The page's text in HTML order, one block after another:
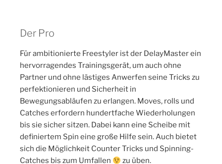
Der Pro
Für ambitionierte Freestyler ist der DelayMaster ein
hervorragendes Trainingsgerät, um auch ohne
Partner und ohne lästiges Anwerfen seine Tricks zu
perfektionieren und Sicherheit in
Bewegungsabläufen zu erlangen. Moves, rolls und
Catches erfordern hundertfache Wiederholungen
bis sie sicher sitzen. Dabei kann eine Scheibe mit
definiertem Spin eine große Hilfe sein. Auch bietet
sich die Möglichkeit Counter Tricks und Spinning-
Catches bis zum Umfallen
zu üben.